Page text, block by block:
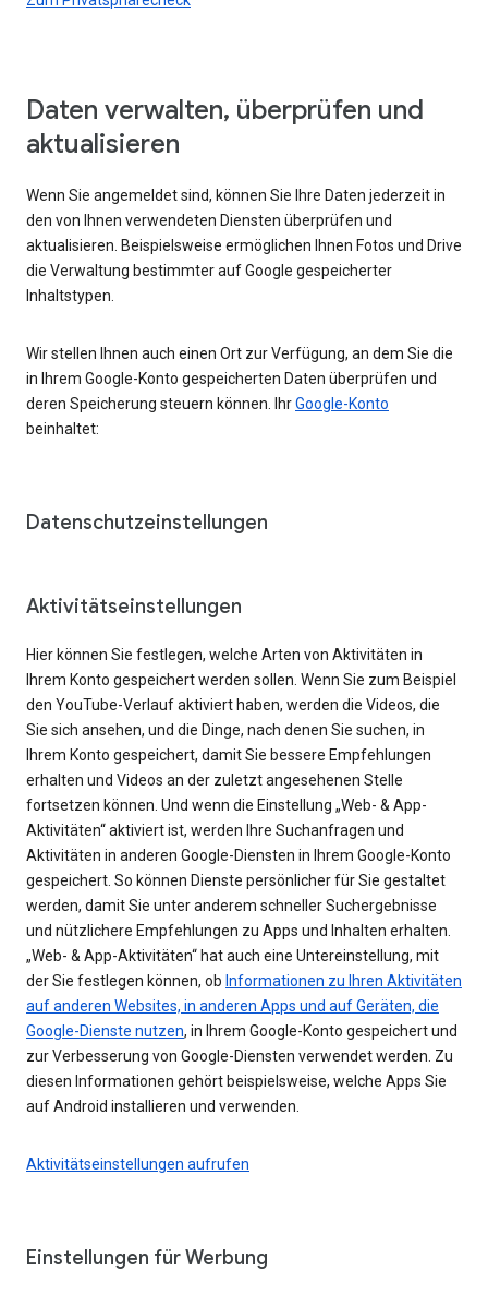
Daten verwalten, überprüfen und
aktualisieren
Wenn Sie angemeldet sind, können Sie Ihre Daten jederzeit in
den von Ihnen verwendeten Diensten überprüfen und
aktualisieren. Beispielsweise ermöglichen Ihnen Fotos und Drive
die Verwaltung bestimmter auf Google gespeicherter
Inhaltstypen.
Wir stellen Ihnen auch einen Ort zur Verfügung, an dem Sie die
in Ihrem Google-Konto gespeicherten Daten überprüfen und
deren Speicherung steuern können. IhrGoogle-Konto
beinhaltet:
Datenschutzeinstellungen
Aktivitätseinstellungen
Hier können Sie festlegen, welche Arten von Aktivitäten in
Ihrem Konto gespeichert werden sollen. Wenn Sie zum Beispiel
den YouTube-Verlauf aktiviert haben, werden die Videos, die
Sie sich ansehen, und die Dinge, nach denen Sie suchen, in
Ihrem Konto gespeichert, damit Sie bessere Empfehlungen
erhalten und Videos an der zuletzt angesehenen Stelle
fortsetzen können. Und wenn die Einstellung „Web- & App-
Aktivitäten“ aktiviert ist, werden Ihre Suchanfragen und
Aktivitäten in anderen Google-Diensten in Ihrem Google-Konto
gespeichert. So können Dienste persönlicher für Sie gestaltet
werden, damit Sie unter anderem schneller Suchergebnisse
und nützlichere Empfehlungen zu Apps und Inhalten erhalten.
„Web- & App-Aktivitäten“ hat auch eine Untereinstellung, mit
der Sie festlegen können, ob Informationen zu Ihren Aktivitäten
auf anderen Websites, in anderen Apps und auf Geräten, die
Google-Dienste nutzen, in Ihrem Google-Konto gespeichert und
zur Verbesserung von Google-Diensten verwendet werden. Zu
diesen Informationen gehört beispielsweise, welche Apps Sie
auf Android installieren und verwenden.
Aktivitätseinstellungen aufrufen
Einstellungen für Werbung